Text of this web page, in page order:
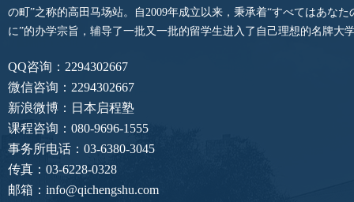
の町”之称的高田马场站。自2009年成立以来，秉承着“すべてはあなた
に”的办学宗旨，辅导了一批又一批的留学生进入了自己理想的名牌大
QQ咨询：2294302667
微信咨询：2294302667
新浪微博：日本启程塾
课程咨询：080-9696-1555
事务所电话：03-6380-3045
传真：03-6228-0328
邮箱：info@qichengshu.com